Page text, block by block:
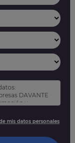
DAVANTE
y
sus
se explica
mis datos personales